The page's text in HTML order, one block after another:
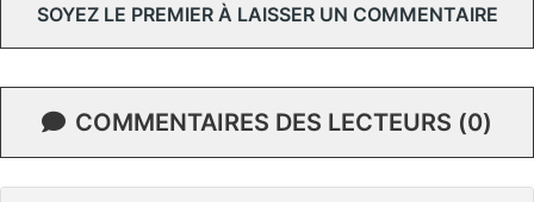
SOYEZ LE PREMIER À LAISSER UN COMMENTAIRE
COMMENTAIRES DES LECTEURS (0)